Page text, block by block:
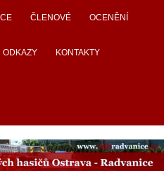
ČLENOVÉ OCENĚNÍ
ODKAZY KONTAKTY